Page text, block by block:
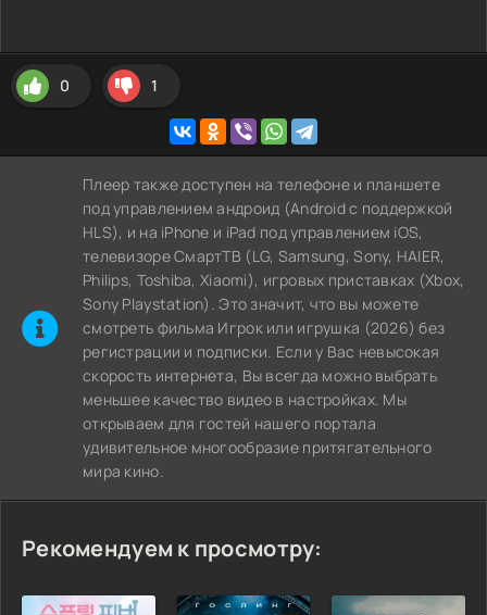
0 1
Плеер также доступен на телефоне и планшете
под управлением андроид (Android с поддержкой
HLS), и на iPhone и iPad под управлением iOS,
телевизоре СмартТВ (LG, Samsung, Sony, HAIER,
Philips, Toshiba, Xiaomi), игровых приставках (Xbox,
Sony Playstation). Это значит, что вы можете
cмотреть фильма Игрок или игрушка (2026) без
регистрации и подписки. Если у Вас невысокая
скорость интернета, Вы всегда можно выбрать
меньшее качество видео в настройках. Мы
открываем для гостей нашего портала
удивительное многообразие притягательного
мира кино.
Рекомендуем к просмотру: